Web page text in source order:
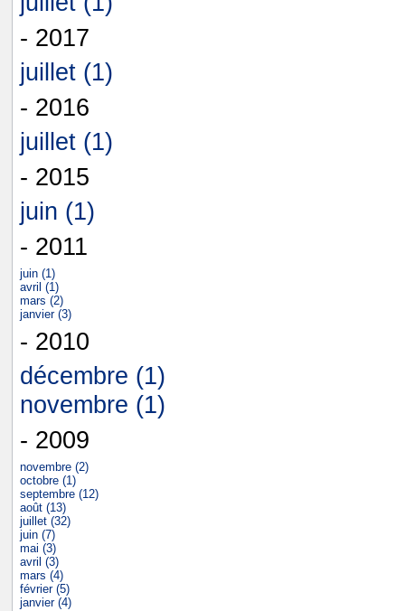
- 2017
juillet (1)
- 2016
juillet (1)
- 2015
juin (1)
- 2011
juin (1)
avril (1)
mars (2)
janvier (3)
- 2010
décembre (1)
novembre (1)
- 2009
novembre (2)
octobre (1)
septembre (12)
août (13)
juillet (32)
juin (7)
mai (3)
avril (3)
mars (4)
février (5)
janvier (4)